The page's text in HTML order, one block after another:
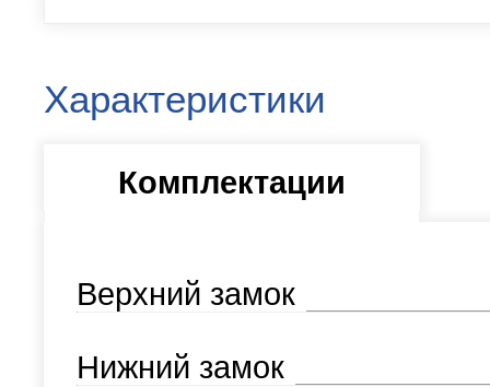
Характеристики
Комплектации
Верхний замок
Нижний замок